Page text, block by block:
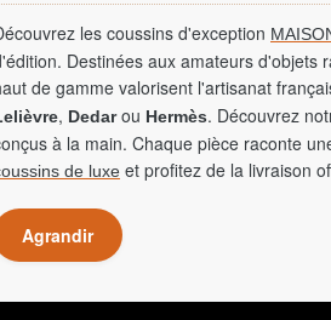
les coussins d'exception
Destinées aux amateurs d'objets
de gamme valorisent l'artisanat
, Dedarou Hermès. Découvrez
à la main. Chaque pièce raconte
de luxe et profitez de la livraison
Agrandir